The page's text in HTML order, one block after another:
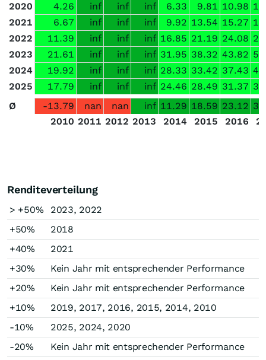
2020
4.26 inf inf inf 6.33 9.81 10.98
2021
6.67 inf inf inf 9.92 13.54 15.27
2022
11.39 inf inf inf 16.85 21.19 24.08
2023
21.61 inf inf inf 31.95 38.32 43.82
2024
19.92 inf inf inf 28.33 33.42 37.43
2025
17.79 inf inf inf 24.46 28.49 31.37
Ø
-13.79 nan nan inf 11.29 18.59 23.12
2010 2011 2012 2013 2014 2015 2016
Renditeverteilung
> +50%
2023, 2022
+50%
2018
+40%
2021
+30%
Kein Jahr mit entsprechender Performance
+20%
Kein Jahr mit entsprechender Performance
+10%
2019, 2017, 2016, 2015, 2014, 2010
-10%
2025, 2024, 2020
-20%
Kein Jahr mit entsprechender Performance